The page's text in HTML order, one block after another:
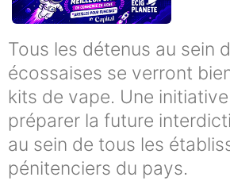
Tous les détenus au sein
écossaises se verront
kits de vape. Une
préparer la future
au sein de tous les
pénitenciers du pays.